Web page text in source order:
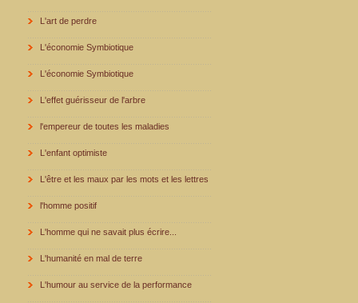
L'art de perdre
L'économie Symbiotique
L'économie Symbiotique
L'effet guérisseur de l'arbre
l'empereur de toutes les maladies
L'enfant optimiste
L'être et les maux par les mots et les lettres
l'homme positif
L'homme qui ne savait plus écrire...
L'humanité en mal de terre
L'humour au service de la performance